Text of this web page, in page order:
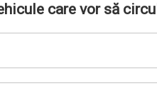
care vor să